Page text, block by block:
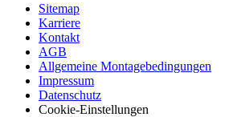
Sitemap
Karriere
Kontakt
AGB
Allgemeine Montagebedingungen
Impressum
Datenschutz
Cookie-Einstellungen